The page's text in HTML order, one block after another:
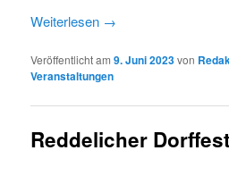
Weiterlesen →
Veröffentlicht am9. Juni 2023von
Veranstaltungen
Reddelicher